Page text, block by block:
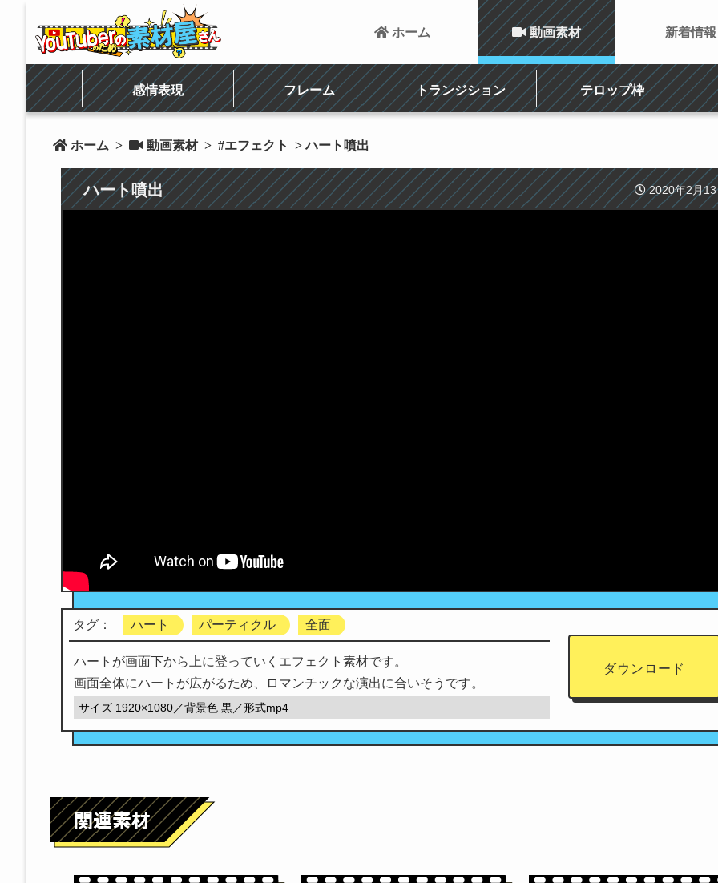
 ホーム  動画素材
感情表現 フレーム トランジション テロップ枠
新着情報
 ホーム >  動画素材 > #エフェクト > ハート噴出
ハート噴出 2020年2月
タグ： ハート パーティクル 全面
ダウンロード
ハートが画面下から上に登っていくエフェクト素材です。
画面全体にハートが広がるため、ロマンチックな演出に合いそうです。
サイズ 1920×1080／背景色 黒／形式mp4